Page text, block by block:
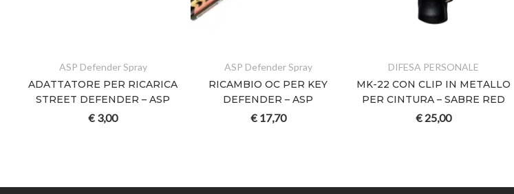
ASP Defender Spray
ADATTATORE PER RICARICA
STREET DEFENDER – ASP
€ 3,00
ASP Defender Spray
RICAMBIO OC PER KEY
DEFENDER – ASP
€17,70
DIFESA PERSONALE
MK-22 CON CLIP IN METALLO
PER CINTURA – SABRE RED
€25,00